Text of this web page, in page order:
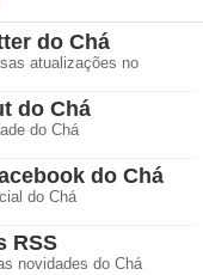
do Chá
atualizações no
do Chá
do Chá
do Chá
do Chá
RSS
novidades do Chá